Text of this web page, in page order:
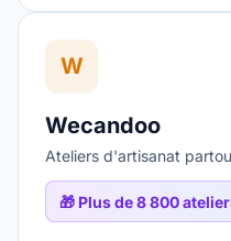
W
Wecandoo
Ateliers d'artisanat
🎁 Plus de 8 800